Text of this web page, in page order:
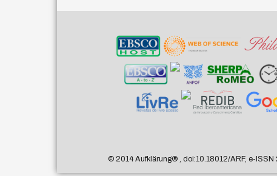
© 2014 Aufklärung®, doi:10.18012/ARF, e-ISSN